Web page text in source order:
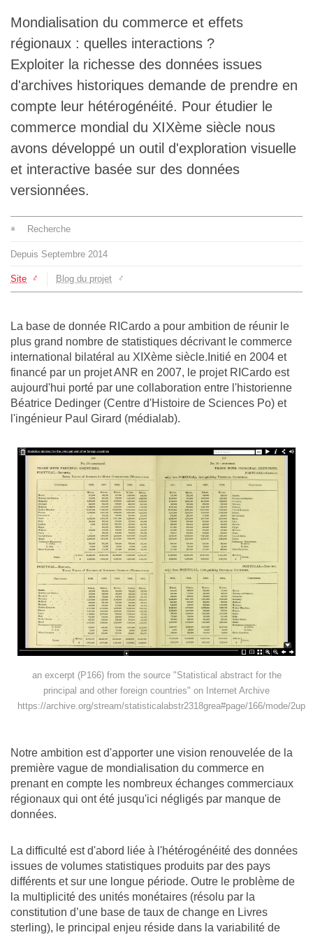
L'équipe
Le médialab
FR| EN
Mondialisation du commerce et effets
régionaux : quelles interactions ?
Exploiter la richesse des données issues
d'archives historiques demande de prendre en
compte leur hétérogénéité. Pour étudier le
commerce mondial du XIXème siècle nous
avons développé un outil d'exploration visuelle
et interactive basée sur des données
versionnées.
Recherche
depuis Septembre 2014
Site Blog du projet
La base de donnée RICardo a pour ambition de réunir le
plus grand nombre de statistiques décrivant le commerce
international bilatéral au XIXème siècle.Initié en 2004 et
financé par un projet ANR en 2007, le projet RICardo est
aujourd'hui porté par une collaboration entre l'historienne
Béatrice Dedinger (Centre d'Histoire de Sciences Po) et
l'ingénieur Paul Girard (médialab).
an excerpt (P166) from the source "Statistical abstract for the
principal and other foreign countries" on Internet Archive
https://archive.org/stream/statisticalabstr2318grea#page/166/mode/2up
Notre ambition est d'apporter une vision renouvelée de la
première vague de mondialisation du commerce en
prenant en compte les nombreux échanges commerciaux
régionaux qui ont été jusqu'ici négligés par manque de
données.
La difficulté est d'abord liée à l'hétérogénéité des données
issues de volumes statistiques produits par des pays
différents et sur une longue période. Outre le problème de
la multiplicité des unités monétaires (résolu par la
constitution d’une base de taux de change en Livres
sterling), le principal enjeu réside dans la variabilité de